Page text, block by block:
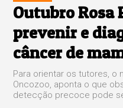
Outubro Rosa
prevenir e
câncer de
Para orientar os tutores, o
Oncozoo, aponta o que
detecção precoce pode